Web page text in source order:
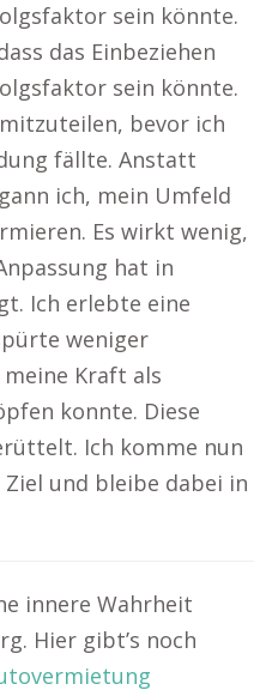
sein könnte.
das Einbeziehen
sein könnte.
bevor ich
fällte. Anstatt
ich, mein Umfeld
Es wirkt wenig,
hat in
Ich erlebte eine
weniger
Kraft als
konnte. Diese
Ich komme nun
und bleibe dabei in
innere Wahrheit
Hier gibt’s noch